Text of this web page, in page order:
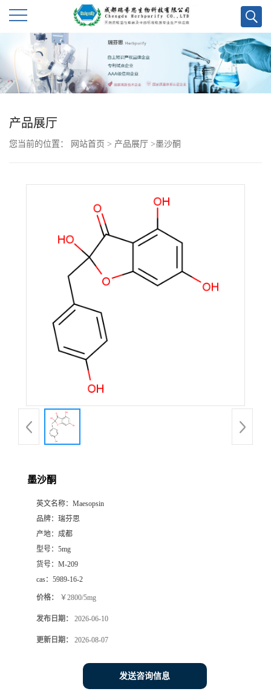
产
产品展厅
您当前的位置： 网站首页 > 产品展厅 >墨沙酮
墨沙酮
英文名称： Maesopsin
品牌： 瑞芬思
产地： 成都
型号： 5mg
货号： M-209
cas： 5989-16-2
价格： ￥2800/5mg
发布日期： 2026-06-10
更新日期： 2026-08-07
发送咨询信息